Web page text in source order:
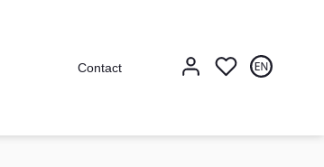
Contact